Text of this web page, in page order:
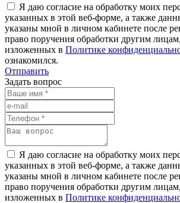
Я даю согласие на обработку моих
указанных в этой веб-форме, а также
указаны мной в личном кабинете после
право поручения обработки другим
изложенных в Политике
ознакомился.
Отправить
Задать вопрос
Я даю согласие на обработку моих
указанных в этой веб-форме, а также
указаны мной в личном кабинете после
право поручения обработки другим
изложенных в Политике